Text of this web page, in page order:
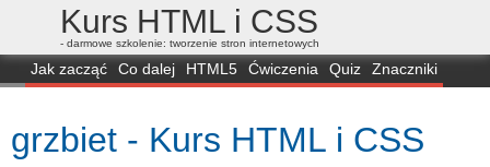
Kurs HTML i CSS
- darmowe szkolenie: tworzenie stron internetowych
Jak zacząć Co dalej HTML5 Ćwiczenia Quiz
Znaczniki
FAQ
Przeglądarki Mapa FORUM
grzbiet - Kurs HTML i CSS